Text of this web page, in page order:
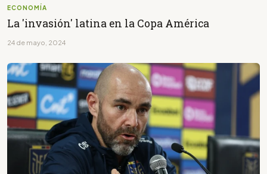
ECONOMÍA
La 'invasión' latina en la Copa América
24 de mayo, 2024